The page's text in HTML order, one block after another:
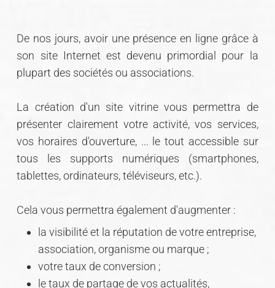
De nos jours, avoir une présence en ligne grâce à
son site Internet est devenu primordial pour la
plupart des sociétés ou associations.
La création d'un site vitrine vous permettra de
présenter clairement votre activité, vos services,
vos horaires d'ouverture, ... le tout accessible sur
tous les supports numériques (smartphones,
tablettes, ordinateurs, téléviseurs, etc.).
Cela vous permettra également d'augmenter :
la visibilité et la réputation de votre entreprise,
association, organisme ou marque ;
votre taux de conversion ;
le taux de partage de vos actualités,